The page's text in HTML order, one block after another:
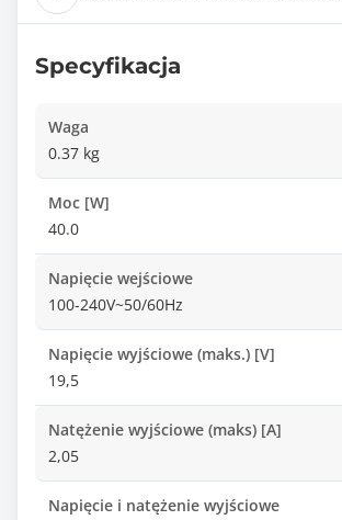
Specyfikacja
Waga
0.37 kg
Moc [W]
40.0
Napięcie wejściowe
100-240V~50/60Hz
Napięcie wyjściowe (maks.) [V]
19,5
Natężenie wyjściowe (maks) [A]
2,05
Napięcie i natężenie wyjściowe